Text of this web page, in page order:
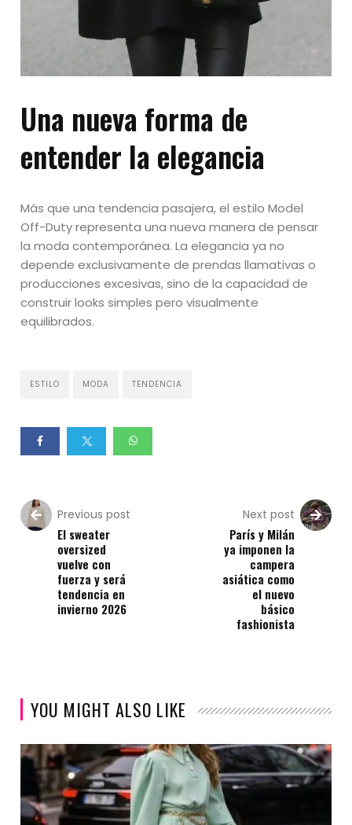
Una nueva forma de
entender la elegancia
Más que una tendencia pasajera, el estilo Model
Off-Duty representa una nueva manera de pensar
la moda contemporánea. La elegancia ya no
depende exclusivamente de prendas llamativas o
producciones excesivas, sino de la capacidad de
construir looks simples pero visualmente
equilibrados.
ESTILO MODA TENDENCIA
Previous post
El sweater
oversized
vuelve con
fuerza y será
tendencia en
invierno 2026
Next post
París y Milán
ya imponen la
campera
asiática como
el nuevo
básico
fashionista
YOU MIGHT ALSO LIKE